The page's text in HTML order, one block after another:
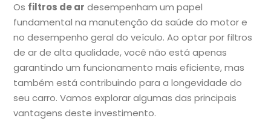
Os filtros de ar desempenham um papel
fundamental na manutenção da saúde do motor e
no desempenho geral do veículo. Ao optar por filtros
de ar de alta qualidade, você não está apenas
garantindo um funcionamento mais eficiente, mas
também está contribuindo para a longevidade do
seu carro. Vamos explorar algumas das principais
vantagens deste investimento.